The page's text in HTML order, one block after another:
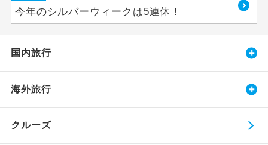
今年のシルバーウィークは5連休！
国内旅行
海外旅行
クルーズ